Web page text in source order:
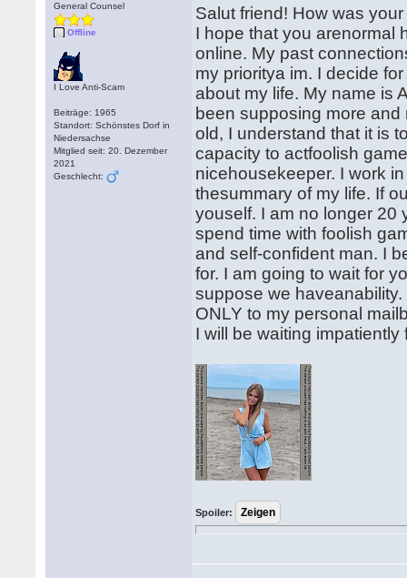
General Counsel
Offline
I Love Anti-Scam
Beiträge: 1965
Standort: Schönstes Dorf in
Niedersachse
Mitglied seit: 20. Dezember
2021
Geschlecht:
Salut friend! How was
I hope that you arenormal
online. My past
my prioritya im. I decide
about my life. My name is
been supposing more
old, I understand that it is
capacity to actfoolish
nicehousekeeper. I work
thesummary of my life. If
youself. I am no longer 20
spend time with foolish
and self-confident man. I
for. I am going to wait for
suppose we
ONLY to my personal
I will be waiting
Spoiler: